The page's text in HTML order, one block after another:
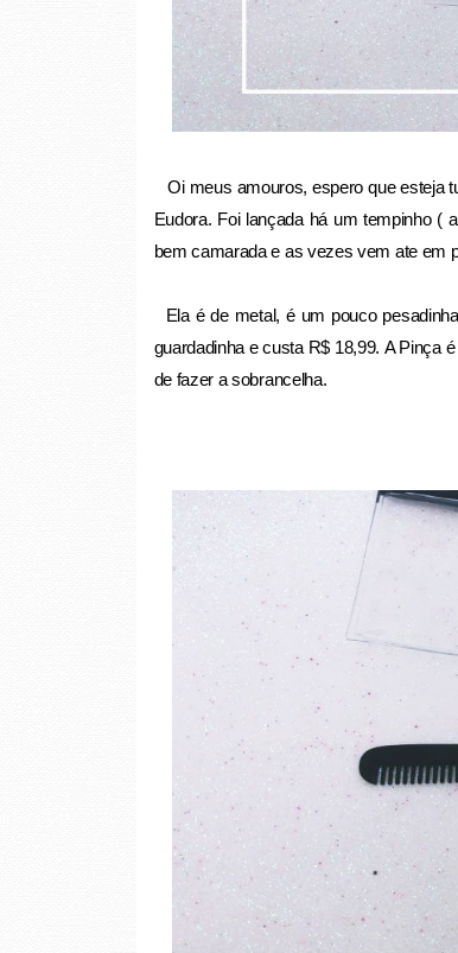
Oi meus amouros, espero que esteja
Eudora. Foi lançada há um tempinho (
bem camarada e as vezes vem ate em
Ela é de metal, é um pouco
guardadinha e custa R$ 18,99. A Pinça
de fazer a sobrancelha.